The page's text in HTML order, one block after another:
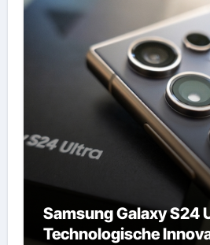
Samsung Galaxy S24
Technologische